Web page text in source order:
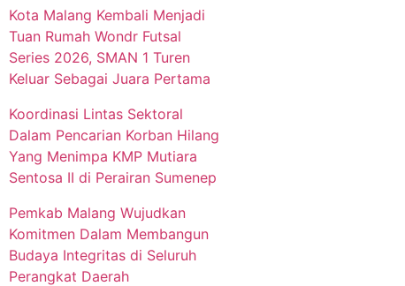
Kota Malang Kembali Menjadi
Tuan Rumah Wondr Futsal
Series 2026, SMAN 1 Turen
Keluar Sebagai Juara Pertama
Koordinasi Lintas Sektoral
Dalam Pencarian Korban Hilang
Yang Menimpa KMP Mutiara
Sentosa II di Perairan Sumenep
Pemkab Malang Wujudkan
Komitmen Dalam Membangun
Budaya Integritas di Seluruh
Perangkat Daerah